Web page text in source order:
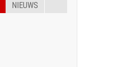
NIEUWS